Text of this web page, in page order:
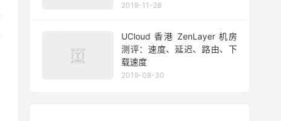
2019-11-28
UCloud 香港 ZenLayer 机房
测评：速度、延迟、路由、下
载速度
2019-08-30